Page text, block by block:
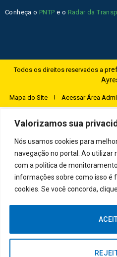
Valorizamos sua
Nós usamos cookies para
navegação no portal. Ao utilizar
com a política de
informações sobre como isso é
cookies. Se você concorda,
Conheça o PNTP e o Radar da
Todos os direitos reservados a p
Mapa do Site Acessar Área